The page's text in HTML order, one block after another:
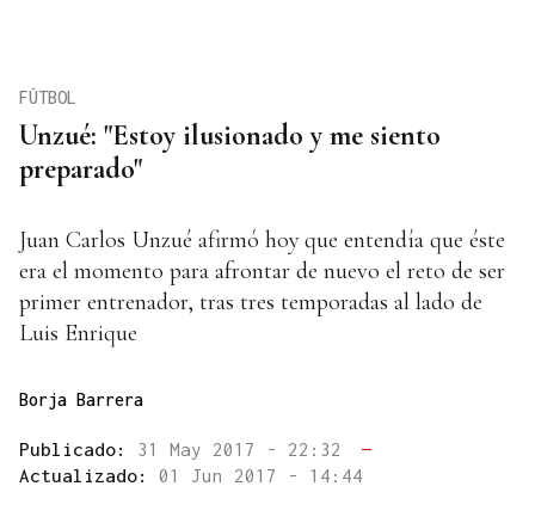
Unzué: "Estoy ilusionado y me siento
preparado"
FÚTBOL
Juan Carlos Unzué afirmó hoy que entendía que éste
era el momento para afrontar de nuevo el reto de ser
primer entrenador, tras tres temporadas al lado de
Luis Enrique
Borja Barrera
Publicado: 31 May 2017 - 22:32
—
Actualizado: 01 Jun 2017 - 14:44